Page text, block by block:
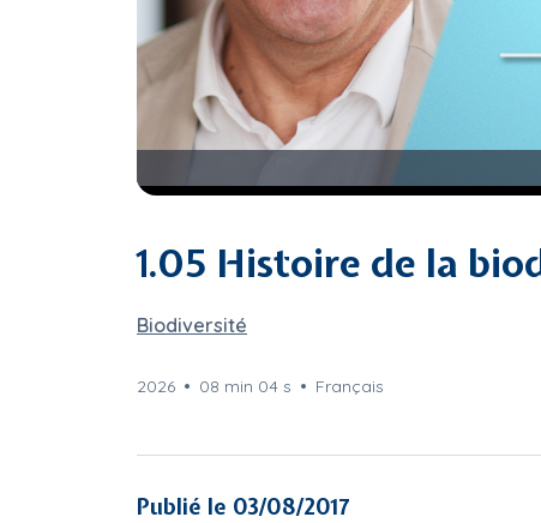
1.05 Histoire de la
Biodiversité
2026 08 min 04 s Français
Publié le 03/08/2017